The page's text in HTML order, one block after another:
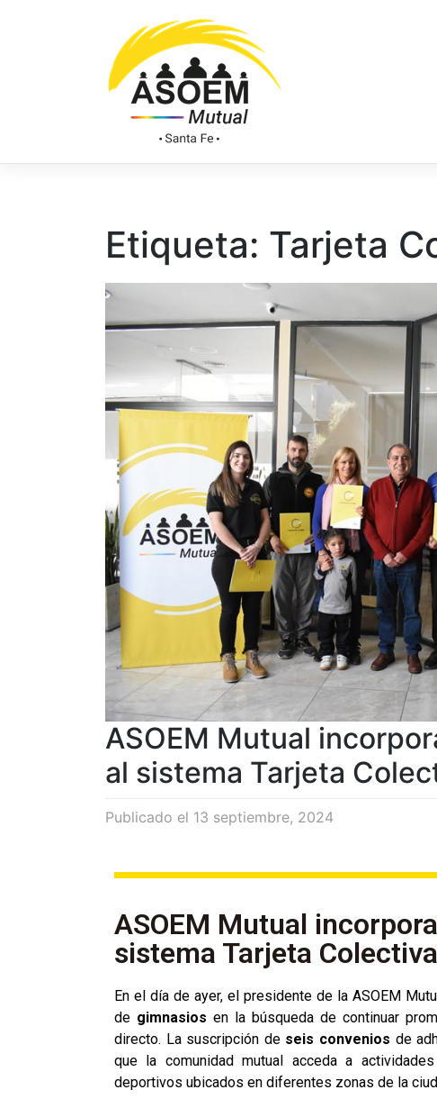
Etiqueta: Tarjeta
ASOEM Mutual
al sistema Tarjeta
Publicado el 13 septiembre, 2024
ASOEM Mutual
sistema Tarjeta Colectiva
En el día de ayer, el presidente de la ASOEM
de gimnasios en la búsqueda de continuar
directo. La suscripción de seis convenios de
que la comunidad mutual acceda a
deportivos ubicados en diferentes zonas de la